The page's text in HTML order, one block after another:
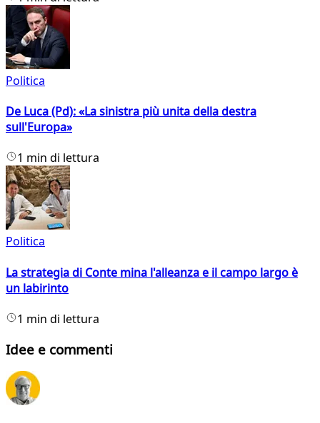
Politica
De Luca (Pd): «La sinistra più unita della destra
sull'Europa»
1 min di lettura
Politica
La strategia di Conte mina l'alleanza e il campo largo è
un labirinto
1 min di lettura
Idee e commenti